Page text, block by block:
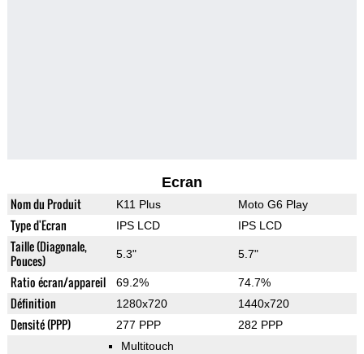
Ecran
Nom du Produit K11 Plus Moto G6 Play
Type d'Ecran IPS LCD IPS LCD
Taille (Diagonale,
Pouces)
5.3" 5.7"
Ratio écran/appareil 69.2% 74.7%
Définition 1280x720 1440x720
Densité (PPP) 277 PPP 282 PPP
Multitouch